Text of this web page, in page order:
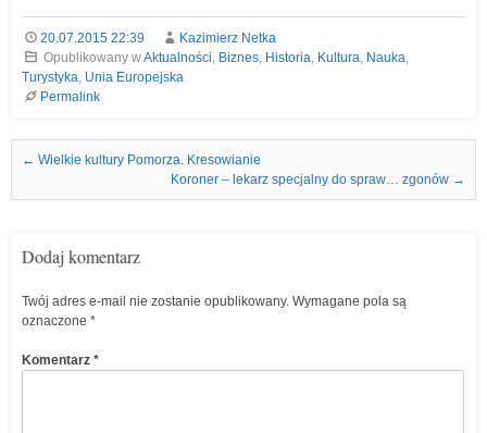
20.07.2015 22:39
Kazimierz Netka
Opublikowany wAktualności, Biznes, Historia, Kultura, Nauka,
Turystyka, Unia Europejska
Permalink
Nawigacja we wpisach
← Wielkie kultury Pomorza. Kresowianie
Koroner – lekarz specjalny do spraw… zgonów →
Dodaj komentarz
Twój adres e-mail nie zostanie opublikowany. Wymagane pola są
oznaczone *
Komentarz *